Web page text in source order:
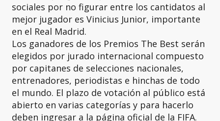
sociales por no figurar entre los cantidatos al
mejor jugador es Vinicius Junior, importante
en el Real Madrid.
Los ganadores de los Premios The Best serán
elegidos por jurado internacional compuesto
por capitanes de selecciones nacionales,
entrenadores, periodistas e hinchas de todo
el mundo. El plazo de votación al público está
abierto en varias categorías y para hacerlo
deben ingresar a la página oficial de la FIFA.